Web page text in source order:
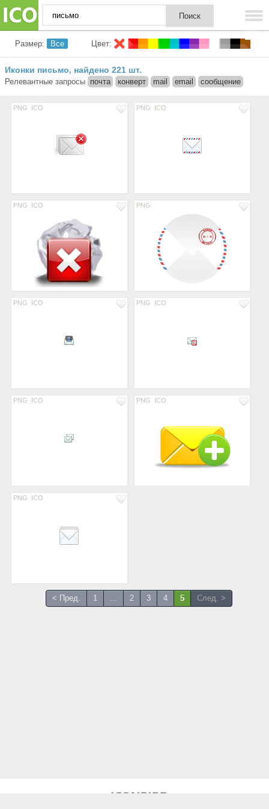
Размер: Все Цвет:
Иконки письмо, найдено 221 шт.
Релевантные запросы почта конверт mail email сообщение
PNG ICO PNG ICO
PNG ICO PNG
PNG ICO PNG ICO
PNG ICO PNG ICO
PNG ICO
< Пред. 1 ... 2 3 4 5 След. >